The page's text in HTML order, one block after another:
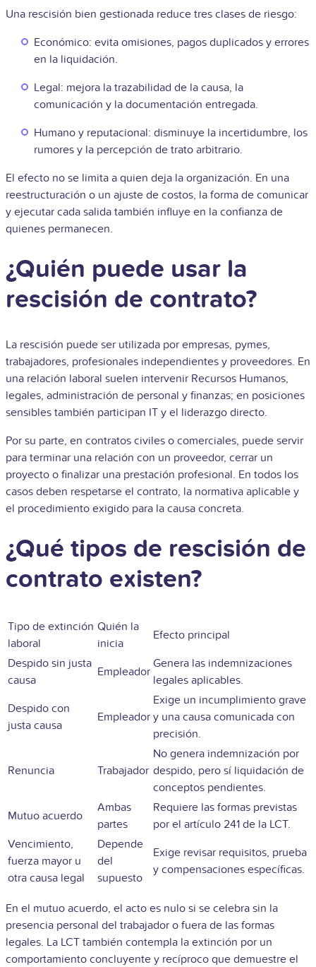
Una rescisión bien gestionada reduce tres clases de riesgo:
Económico: evita omisiones, pagos duplicados y errores
en la liquidación.
Legal: mejora la trazabilidad de la causa, la
comunicación y la documentación entregada.
Humano y reputacional: disminuye la incertidumbre, los
rumores y la percepción de trato arbitrario.
El efecto no se limita a quien deja la organización. En una
reestructuración o un ajuste de costos, la forma de comunicar
y ejecutar cada salida también influye en la confianza de
quienes permanecen.
¿Quién puede usar la
rescisión de contrato?
La rescisión puede ser utilizada por empresas, pymes,
trabajadores, profesionales independientes y proveedores. En
una relación laboral suelen intervenir Recursos Humanos,
legales, administración de personal y finanzas; en posiciones
sensibles también participan IT y el liderazgo directo.
Por su parte, en contratos civiles o comerciales, puede servir
para terminar una relación con un proveedor, cerrar un
proyecto o finalizar una prestación profesional. En todos los
casos deben respetarse el contrato, la normativa aplicable y
el procedimiento exigido para la causa concreta.
¿Qué tipos de rescisión de
contrato existen?
Tipo de extinción
laboral
Quién la
inicia
Efecto principal
Despido sin justa
causa
Empleador
Genera las indemnizaciones
legales aplicables.
Despido con
justa causa
Empleador
Exige un incumplimiento grave
y una causa comunicada con
precisión.
Renuncia Trabajador
No genera indemnización por
despido, pero sí liquidación de
conceptos pendientes.
Mutuo acuerdo
Ambas
partes
Requiere las formas previstas
por el artículo 241 de la LCT.
Vencimiento,
fuerza mayor u
otra causa legal
Depende
del
supuesto
Exige revisar requisitos, prueba
y compensaciones específicas.
En el mutuo acuerdo, el acto es nulo si se celebra sin la
presencia personal del trabajador o fuera de las formas
legales. La LCT también contempla la extinción por un
comportamiento concluyente y recíproco que demuestre el